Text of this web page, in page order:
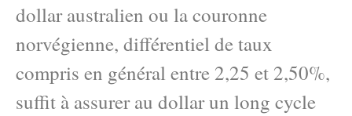
dollar australien ou la couronne
norvégienne, différentiel de taux
compris en général entre 2,25 et 2,50%,
suffit à assurer au dollar un long cycle